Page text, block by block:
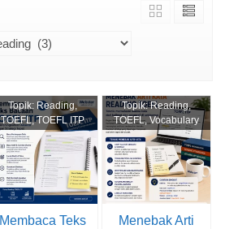
Topik: Reading,
TOEFL,TOEFL ITP
Membaca Teks
Topik:Reading,
TOEFL,Vocabulary
Menebak Arti